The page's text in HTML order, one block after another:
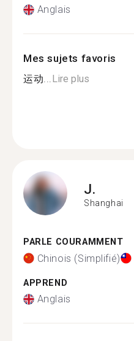
Anglais
Mes sujets favoris
运动...Lire plus
J.
Shanghai
PARLE COURAMMENT
Chinois (Simplifié)
APPREND
Anglais